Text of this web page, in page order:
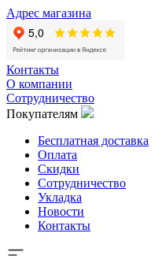
Адрес магазина
Контакты
О компании
Сотрудничество
Покупателям
Бесплатная доставка
Оплата
Скидки
Сотрудничество
Укладка
Новости
Контакты